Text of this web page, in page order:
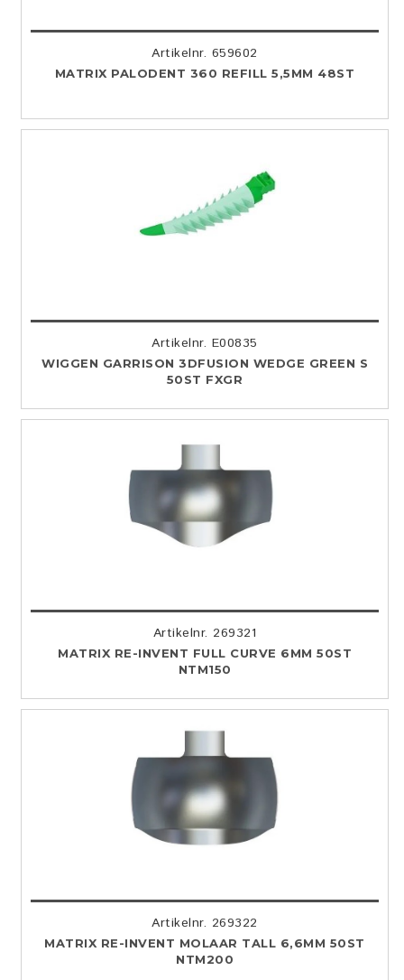
Artikelnr. 659602
MATRIX PALODENT 360 REFILL 5,5MM 48ST
Artikelnr. E00835
WIGGEN GARRISON 3DFUSION WEDGE GREEN S
50ST FXGR
Artikelnr. 269321
MATRIX RE-INVENT FULL CURVE 6MM 50ST
NTM150
Artikelnr. 269322
MATRIX RE-INVENT MOLAAR TALL 6,6MM 50ST
NTM200